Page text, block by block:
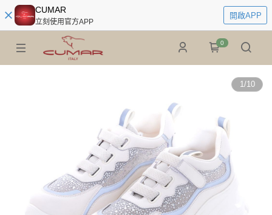
CUMAR
立刻使用官方APP
開啟APP
0
1/10